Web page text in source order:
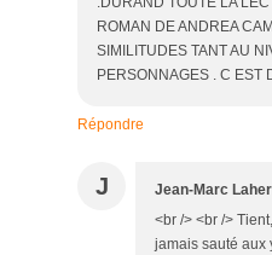
ROMAN DE ANDREA
SIMILITUDES TANT AU
PERSONNAGES . C EST
Répondre
J Jean-Marc
<br /> <br />
jamais sauté aux